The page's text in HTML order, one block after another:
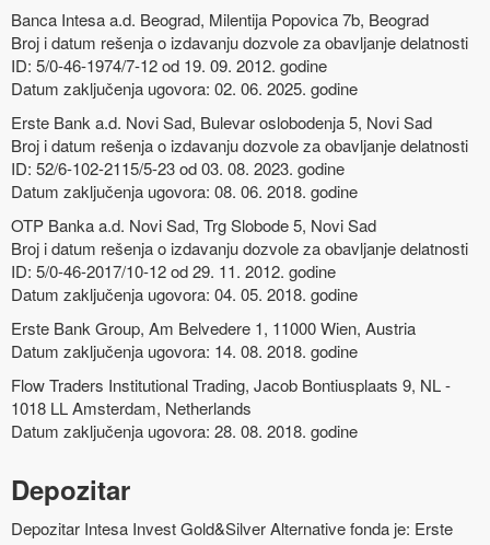
Banca Intesa a.d. Beograd, Milentija Popovica 7b, Beograd
Broj i datum rešenja o izdavanju dozvole za obavljanje delatnosti
ID: 5/0-46-1974/7-12 od 19. 09. 2012. godine
Datum zaključenja ugovora: 02. 06. 2025. godine
Erste Bank a.d. Novi Sad, Bulevar oslobodenja 5, Novi Sad
Broj i datum rešenja o izdavanju dozvole za obavljanje delatnosti
ID: 52/6-102-2115/5-23 od 03. 08. 2023. godine
Datum zaključenja ugovora: 08. 06. 2018. godine
OTP Banka a.d. Novi Sad, Trg Slobode 5, Novi Sad
Broj i datum rešenja o izdavanju dozvole za obavljanje delatnosti
ID: 5/0-46-2017/10-12 od 29. 11. 2012. godine
Datum zaključenja ugovora: 04. 05. 2018. godine
Erste Bank Group, Am Belvedere 1, 11000 Wien, Austria
Datum zaključenja ugovora: 14. 08. 2018. godine
Flow Traders Institutional Trading, Jacob Bontiusplaats 9, NL -
1018 LL Amsterdam, Netherlands
Datum zaključenja ugovora: 28. 08. 2018. godine
Depozitar
Depozitar Intesa Invest Gold&Silver Alternative fonda je: Erste